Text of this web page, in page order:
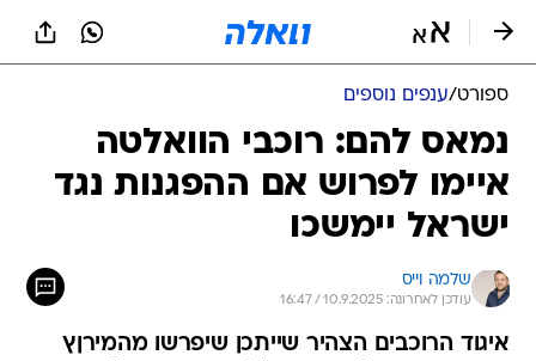
ספורט/ענפים נוספים
נמאס להם: רוכבי הוואלטה
איימו לפרוש אם ההפגנות נגד
ישראל יימשכו
שלמה וייס
עודכן לאחרונה: 10.9.2025 / 16:47
איגוד הרוכבים הצהיר שייתכן שיפרשו מהמירןץ